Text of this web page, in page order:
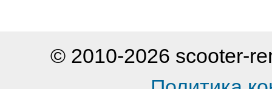
© 2010-2026 scooter-